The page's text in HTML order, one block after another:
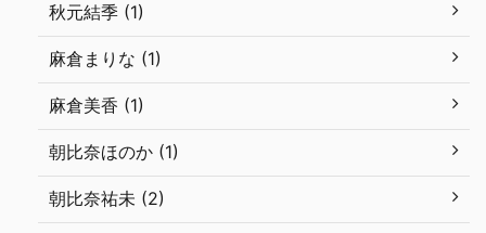
秋元結季 (1)
麻倉まりな (1)
麻倉美香 (1)
朝比奈ほのか (1)
朝比奈祐未 (2)